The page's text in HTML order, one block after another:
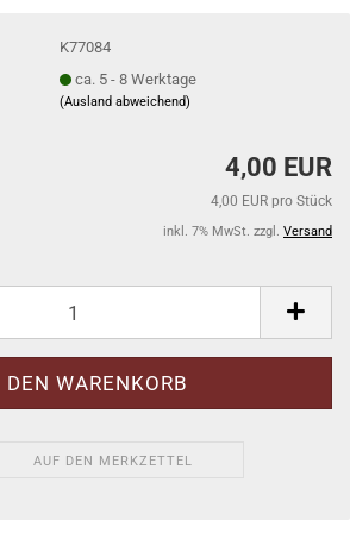
K77084
ca. 5 - 8 Werktage
(Ausland abweichend)
4,00 EUR
4,00 EUR pro Stück
inkl. 7% MwSt. zzgl. Versand
AUF DEN MERKZETTEL